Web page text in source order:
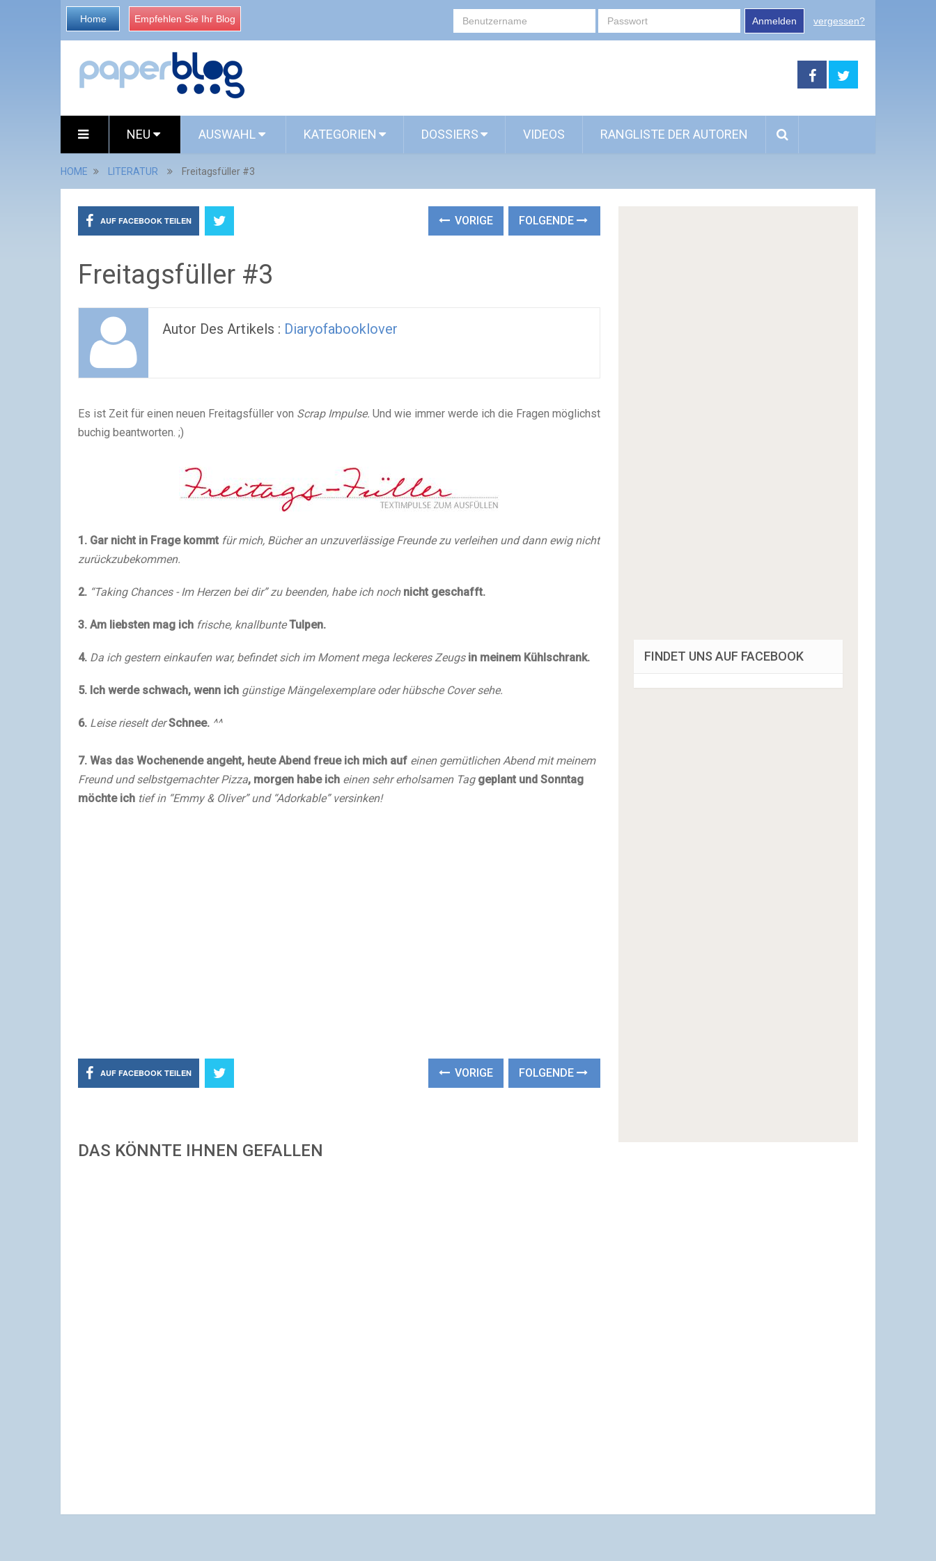
Home Empfehlen Sie Ihr Blog Anmelden vergessen?
NEU AUSWAHL KATEGORIEN DOSSIERS VIDEOS RANGLISTE DER AUTOREN
HOME LITERATUR Freitagsfüller #3
AUF FACEBOOK TEILEN VORIGE FOLGENDE
Freitagsfüller #3
Autor Des Artikels : Diaryofabooklover
Es ist Zeit für einen neuen Freitagsfüller von Scrap Impulse. Und wie immer werde ich die Fragen möglichst
buchig beantworten. ;)
1. Gar nicht in Frage kommt für mich, Bücher an unzuverlässige Freunde zu verleihen und dann ewig nicht
zurückzubekommen.
2. “Taking Chances - Im Herzen bei dir” zu beenden, habe ich nochnicht geschafft.
3. Am liebsten mag ich frische, knallbunteTulpen.
4. Da ich gestern einkaufen war, befindet sich im Moment mega leckeres Zeugs in meinem Kühlschrank.
5. Ich werde schwach, wenn ich günstige Mängelexemplare oder hübsche Cover sehe.
6. Leise rieselt derSchnee. ^^
7. Was das Wochenende angeht, heute Abend freue ich mich auf einen gemütlichen Abend mit meinem
Freund und selbstgemachter Pizza, morgen habe ich einen sehr erholsamen Taggeplant und Sonntag
möchte ich tief in “Emmy & Oliver” und “Adorkable” versinken!
AUF FACEBOOK TEILEN VORIGE FOLGENDE
DAS KÖNNTE IHNEN GEFALLEN
FINDET UNS AUF FACEBOOK